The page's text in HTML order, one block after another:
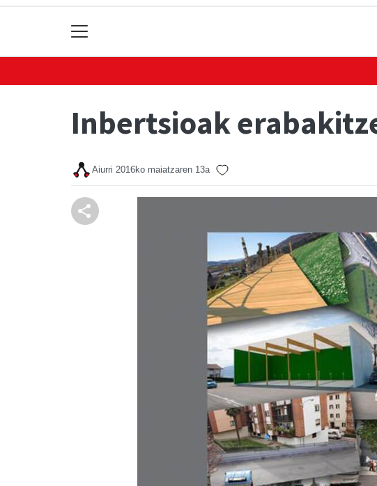
Inbertsioak
Aiurri 2016ko maiatzaren 13a